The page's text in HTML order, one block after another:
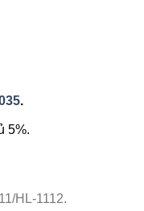
.
5%.
HL-1112.